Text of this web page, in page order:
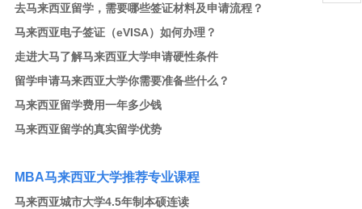
去马来西亚留学，需要哪些签证材料及申请流程？
马来西亚电子签证（eVISA）如何办理？
走进大马了解马来西亚大学申请硬性条件
留学申请马来西亚大学你需要准备些什么？
马来西亚留学费用一年多少钱
马来西亚留学的真实留学优势
MBA马来西亚大学推荐专业课程
马来西亚城市大学4.5年制本硕连读